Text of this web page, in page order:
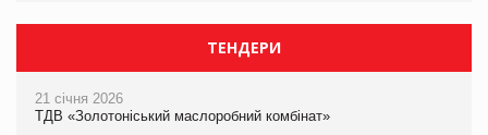
ТЕНДЕРИ
21 січня 2026
ТДВ «Золотоніський маслоробний комбінат»